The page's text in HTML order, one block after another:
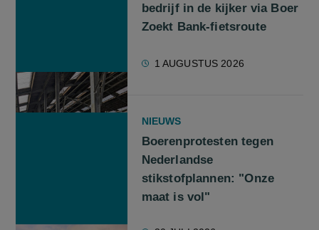
bedrijf in de kijker via Boer
Zoekt Bank-fietsroute
1 AUGUSTUS 2026
NIEUWS
Boerenprotesten tegen
Nederlandse
stikstofplannen: "Onze
maat is vol"